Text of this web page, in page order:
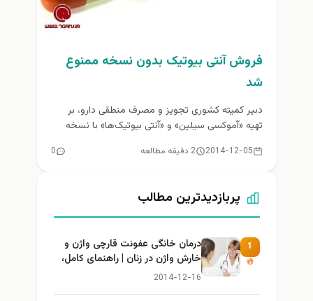
فروش آنتی بیوتیک‌ بدون نسخه ممنوع
شد
دبیر کمیته کشوری تجویز و مصرف منطقی دارو، بر
تهیه «آموکسی سیلین» و «آنتی بیوتیک‌ها» با نسخه
2014-12-05 2 دقیقه مطالعه 0
پربازدیدترین مطالب
1
درمان خانگی عفونت قارچی واژن و
خارش واژن در زنان | راهنمای کامل،
ایمن و کاربردی
2014-12-16